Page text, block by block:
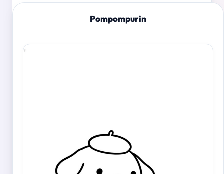
Pompompurin